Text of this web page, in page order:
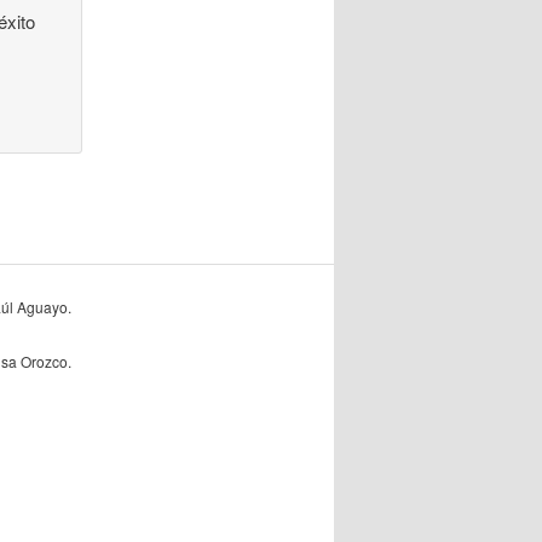
Aguayo.
Orozco.